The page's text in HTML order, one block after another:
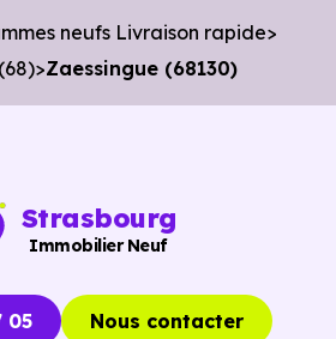
dans les démarches.
faire gagner du temps sans vous
(68130)
neufs Livraison rapide
Zaessingue (68130)
Strasbourg
Immobilier Neuf
05 Nous contacter